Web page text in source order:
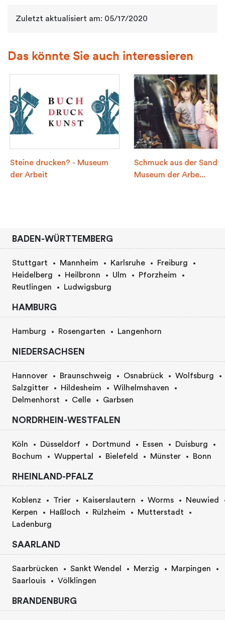
Zuletzt aktualisiert am: 05/17/2020
Das könnte Sie auch interessieren
Steine drucken? - Museum
der Arbeit
Schmuck aus der
Museum der Arbe...
BADEN-WÜRTTEMBERG
Stuttgart Mannheim Karlsruhe
Freiburg
Heidelberg
Heilbronn Ulm
Pforzheim
Reutlingen
Ludwigsburg
HAMBURG
Hamburg Rosengarten Langenhorn
NIEDERSACHSEN
Hannover Braunschweig Osnabrück
Wolfsburg
Salzgitter
Hildesheim
Wilhelmshaven
Delmenhorst
Celle Garbsen
NORDRHEIN-WESTFALEN
Köln Düsseldorf Dortmund Essen
Duisburg
Bochum
Wuppertal Bielefeld Münster Bonn
RHEINLAND-PFALZ
Koblenz Trier Kaiserslautern Worms
Neuwied
Kerpen
Haßloch Rülzheim
Mutterstadt
Ladenburg
SAARLAND
Saarbrücken Sankt Wendel Merzig
Marpingen
Saarlouis
Völklingen
BRANDENBURG